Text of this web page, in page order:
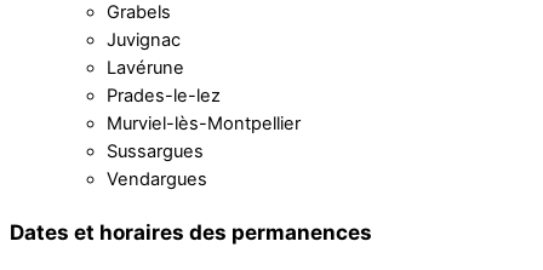
Grabels
Juvignac
Lavérune
Prades-le-lez
Murviel-lès-Montpellier
Sussargues
Vendargues
Dates et horaires des permanences